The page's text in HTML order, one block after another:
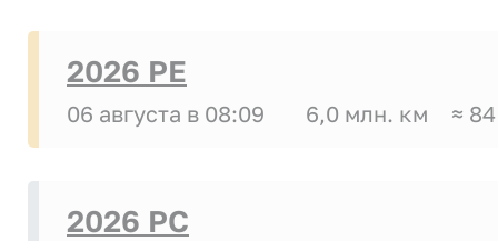
2026 PE
06 августа в 08:09 6,0 млн. км ≈
2026 PC